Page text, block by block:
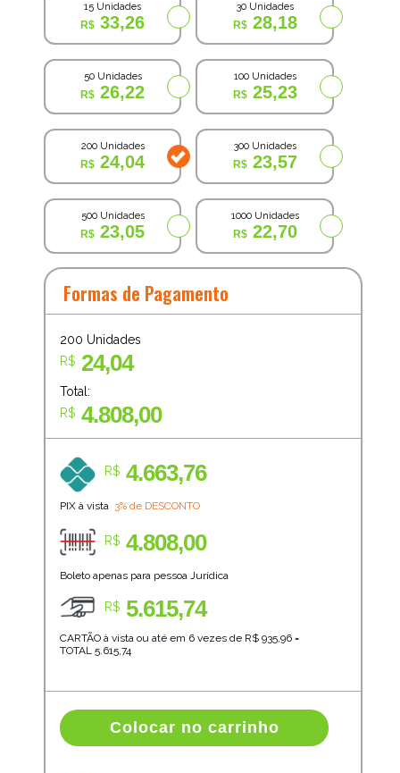
15 Unidades
33,26
30 Unidades
28,18
50 Unidades
26,22
100 Unidades
25,23
200 Unidades
24,04
300 Unidades
23,57
500 Unidades
23,05
1000 Unidades
22,70
Formas de Pagamento
200 Unidades
R$ 24,04
Total:
R$ 4.808,00
R$ 4.663,76
PIX à vista 3% de DESCONTO
R$ 4.808,00
Boleto apenas para pessoa Jurídica
R$ 5.615,74
CARTÃO à vista ou até em 6 vezes de R$ 935,96=
TOTAL 5.615,74
Colocar no carrinho